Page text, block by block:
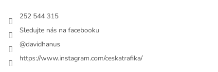
252 544 315
Sledujte nás na facebooku
@davidhanus
https://www.instagram.com/ceskatrafika/